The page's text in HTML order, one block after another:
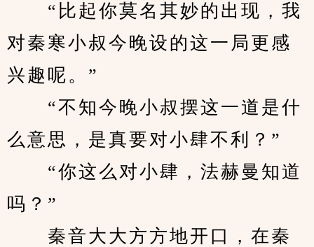
“比起你莫名其妙的出现，我
对秦寒小叔今晚设的这一局更感
兴趣呢。”
“不知今晚小叔摆这一道是什
么意思，是真要对小肆不利？”
“你这么对小肆，法赫曼知道
吗？”
秦音大大方方地开口，在秦